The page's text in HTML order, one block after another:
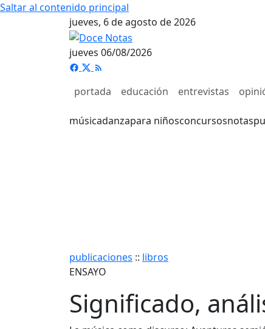
Saltar al contenido principal
jueves, 6 de agosto de 2026
jueves 06/08/2026
portada educación entrevistas
músicadanzapara niñosconcursosnotas
publicaciones :: libros
ENSAYO
Significado,